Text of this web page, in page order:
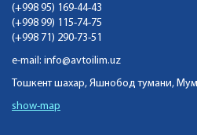
(+998 95) 169-44-43
(+998 99) 115-74-75
(+998 71) 290-73-51
e-mail: info@avtoilim.uz
Тошкент шахар, Яшнобод тумани,
show-map